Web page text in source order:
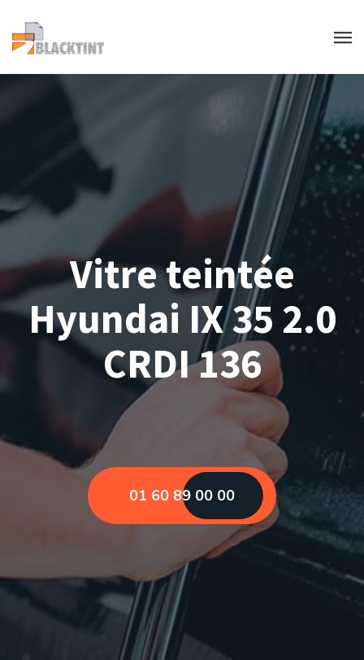
Vitre teintée
Hyundai IX 35 2.0
CRDI 136
01 60 89 00 00